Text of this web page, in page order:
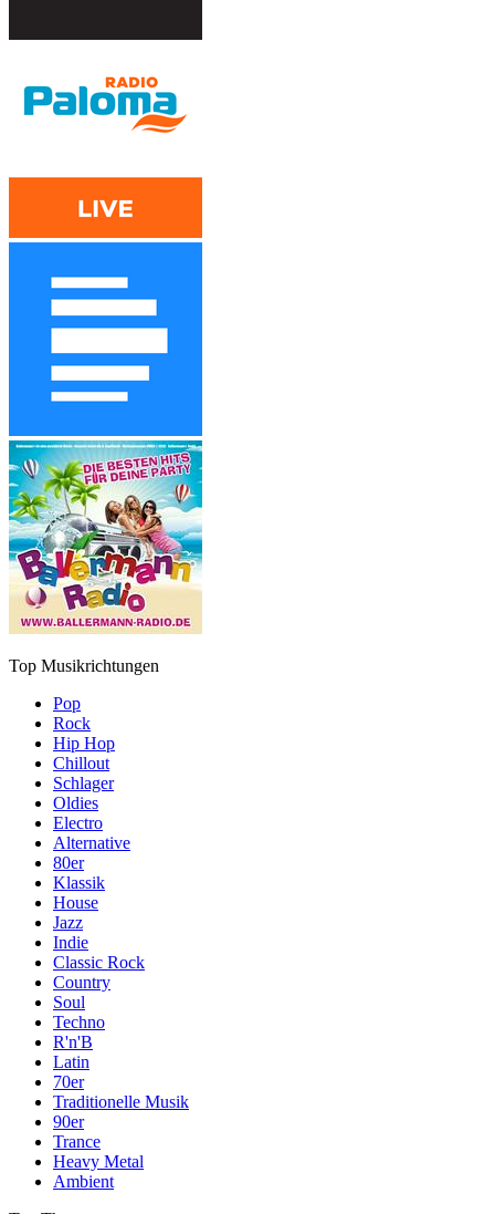
Top Musikrichtungen
Pop
Rock
Hip Hop
Chillout
Schlager
Oldies
Electro
Alternative
80er
Klassik
House
Jazz
Indie
Classic Rock
Country
Soul
Techno
R'n'B
Latin
70er
Traditionelle Musik
90er
Trance
Heavy Metal
Ambient